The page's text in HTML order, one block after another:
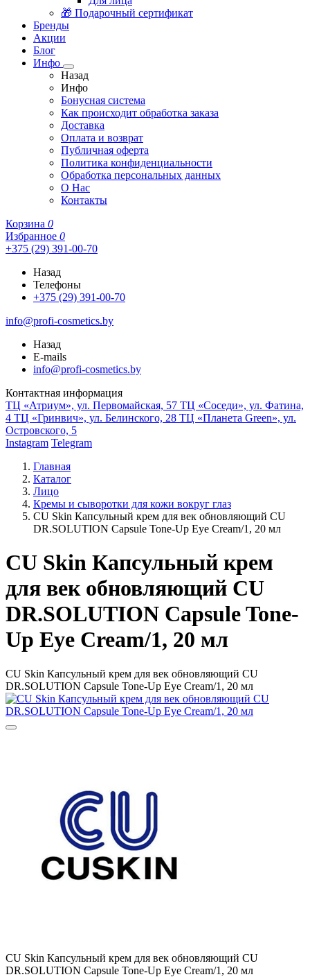
🎁 Подарочный сертификат
Бренды
Акции
Блог
Инфо
Назад
Инфо
Бонусная система
Как происходит обработка заказа
Доставка
Оплата и возврат
Публичная оферта
Политика конфиденциальности
Обработка персональных данных
О Нас
Контакты
Корзина 0
Избранное 0
+375 (29) 391-00-70
Назад
Телефоны
+375 (29) 391-00-70
info@profi-cosmetics.by
Назад
E-mails
info@profi-cosmetics.by
Контактная информация
ТЦ «Атриум», ул. Первомайская, 57 ТЦ «Соседи», ул. Фатина,
4 ТЦ «Гринвич», ул. Белинского, 28 ТЦ «Планета Green», ул.
Островского, 5
Instagram Telegram
Главная
Каталог
Лицо
Кремы и сыворотки для кожи вокруг глаз
CU Skin Капсульный крем для век обновляющий CU
DR.SOLUTION Capsule Tone-Up Eye Cream/1, 20 мл
CU Skin Капсульный крем
для век обновляющий CU
DR.SOLUTION Capsule Tone-
Up Eye Cream/1, 20 мл
CU Skin Капсульный крем для век обновляющий CU
DR.SOLUTION Capsule Tone-Up Eye Cream/1, 20 мл
CU Skin Капсульный крем для век обновляющий CU
DR.SOLUTION Capsule Tone-Up Eye Cream/1, 20 мл